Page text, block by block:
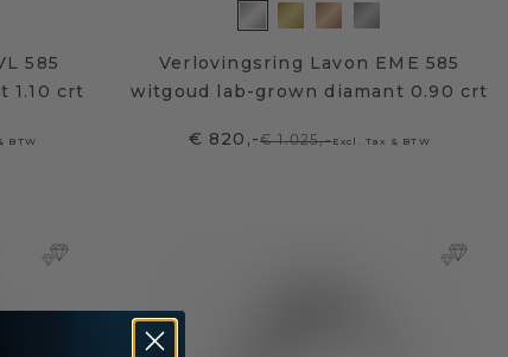
585
1.10 crt
BTW
Verlovingsring Lavon EME 585
witgoud lab-grown diamant 0.90 crt
€ 820,-€ 1.025,-Excl. Tax & BTW